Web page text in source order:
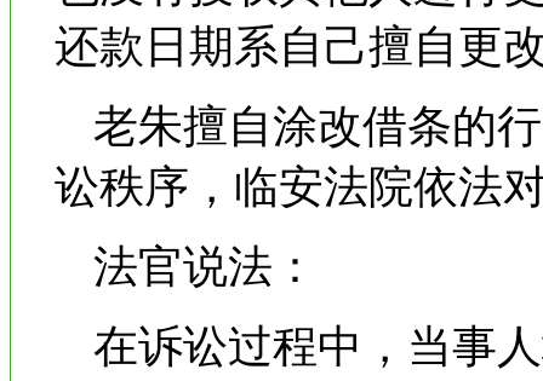
还款日期系自己擅自更
老朱擅自涂改借条的
讼秩序，临安法院依法
法官说法：
在诉讼过程中，当事